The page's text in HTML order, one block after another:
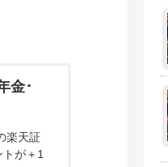
金･
楽天証
が＋1